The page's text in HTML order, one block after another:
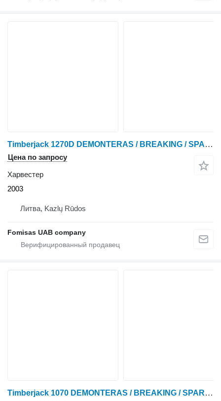
Timberjack 1270D DEMONTERAS / BREAKING / SPARE PARTS
Цена по запросу
Харвестер
2003
Литва, Kazlų Rūdos
Fomisas UAB company
Timberjack 1070 DEMONTERAS / BREAKING / SPARE PARTS